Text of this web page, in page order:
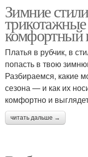
Зимние
трикотажные
комфортный
Платья в рубчик, в
попасть в твою
Разбираемся, какие
сезона — и как их
комфортно и
читать дальше →